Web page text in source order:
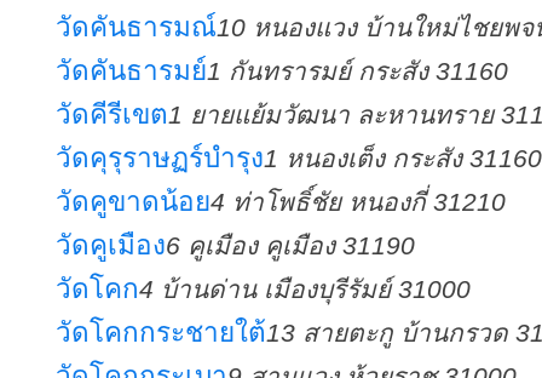
วัดคันธารมณ์10 หนองแวง บ้านใหม่ไชยพจ
วัดคันธารมย์1 กันทรารมย์ กระสัง 31160
วัดคีรีเขต1 ยายแย้มวัฒนา ละหานทราย
วัดคุรุราษฏร์บำรุง1 หนองเต็ง กระสัง 31160
วัดคูขาดน้อย4 ท่าโพธิ์ชัย หนองกี่ 31210
วัดคูเมือง6 คูเมือง คูเมือง 31190
วัดโคก4 บ้านด่าน เมืองบุรีรัมย์ 31000
วัดโคกกระชายใต้13 สายตะกู บ้านกรวด